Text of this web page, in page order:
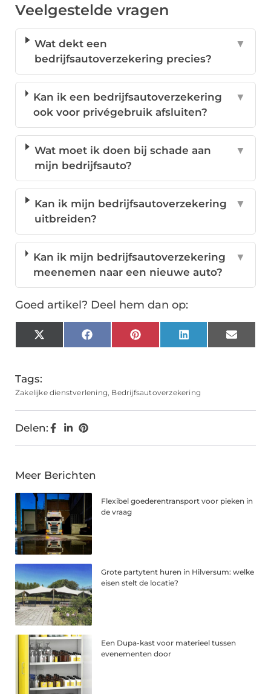
Veelgestelde vragen
Wat dekt een
bedrijfsautoverzekering precies?
▼
Kan ik een bedrijfsautoverzekering
ook voor privégebruik afsluiten?
▼
Wat moet ik doen bij schade aan
mijn bedrijfsauto?
▼
Kan ik mijn bedrijfsautoverzekering
uitbreiden?
▼
Kan ik mijn bedrijfsautoverzekering
meenemen naar een nieuwe auto?
▼
Goed artikel? Deel hem dan op:
X
(Twitter)
FacebookPinterestLinkedInEmail
Tags:
Zakelijke dienstverlening, Bedrijfsautoverzekering
Delen:
Meer Berichten
Flexibel goederentransport voor pieken in
de vraag
Grote partytent huren in Hilversum: welke
eisen stelt de locatie?
Een Dupa-kast voor materieel tussen
evenementen door